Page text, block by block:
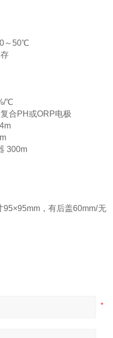
～50℃
℃
合PH或ORP电极
300m
，有后盖60mm/无